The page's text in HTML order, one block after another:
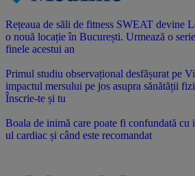
Rețeaua de săli de fitness SWEAT devine
o nouă locație în București. Urmează o
finele acestui an
Primul studiu observațional desfășurat pe
impactul mersului pe jos asupra sănătății
Înscrie-te și tu
Boala de inimă care poate fi confundată
ul cardiac și când este recomandat